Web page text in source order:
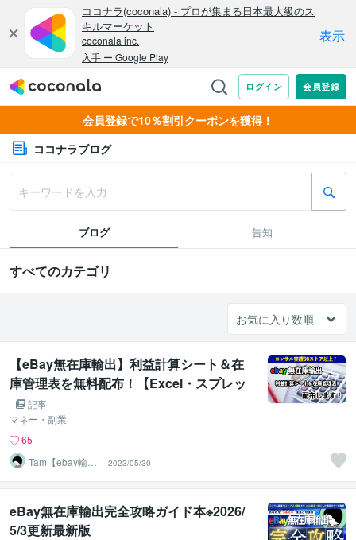
会員登録で10％割引クーポンを獲得！
ココナラブログ
ブログ 告知
すべてのカテゴリ
【eBay無在庫輸出】利益計算シート＆在
庫管理表を無料配布！【Excel・スプレッ
ドシート】
記事
マネー・副業
65
Tam【ebay輸出
コンサルタン
ト】
2023/05/30
eBay無在庫輸出完全攻略ガイド本※2026/
5/3更新最新版